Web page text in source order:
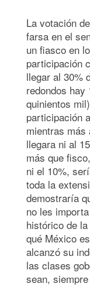
La votación
farsa en el
un fiasco en
participación
llegar al 30%
redondos hay
quinientos
participación
mientras
llegara ni al
más que
ni el 10%,
toda la
demostraría
no les
histórico de
qué México
alcanzó su
las clases
sean,